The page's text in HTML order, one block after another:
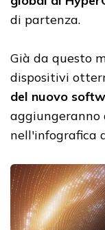
di partenza.
Già da questo
dispositivi
del nuovo
aggiungeranno
nell'infografica